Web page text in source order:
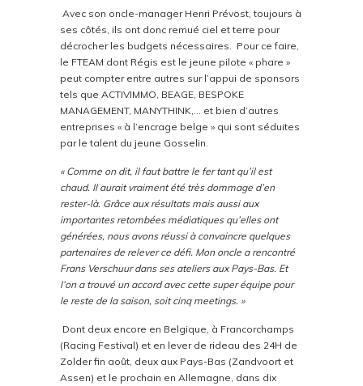
Avec son oncle-manager Henri Prévost, toujours à
ses côtés, ils ont donc remué ciel et terre pour
décrocher les budgets nécessaires. Pour ce faire,
le FTEAM dont Régis est le jeune pilote « phare »
peut compter entre autres sur l’appui de sponsors
tels que ACTIVIMMO, BEAGE, BESPOKE
MANAGEMENT, MANYTHINK,… et bien d’autres
entreprises « à l’encrage belge » qui sont séduites
par le talent du jeune Gosselin.
« Comme on dit, il faut battre le fer tant qu’il est
chaud. Il aurait vraiment été très dommage d’en
rester-là. Grâce aux résultats mais aussi aux
importantes retombées médiatiques qu’elles ont
générées, nous avons réussi à convaincre quelques
partenaires de relever ce défi. Mon oncle a rencontré
Frans Verschuur dans ses ateliers aux Pays-Bas. Et
l’on a trouvé un accord avec cette super équipe pour
le reste de la saison, soit cinq meetings. »
Dont deux encore en Belgique, à Francorchamps
(Racing Festival) et en lever de rideau des 24H de
Zolder fin août, deux aux Pays-Bas (Zandvoort et
Assen) et le prochain en Allemagne, dans dix